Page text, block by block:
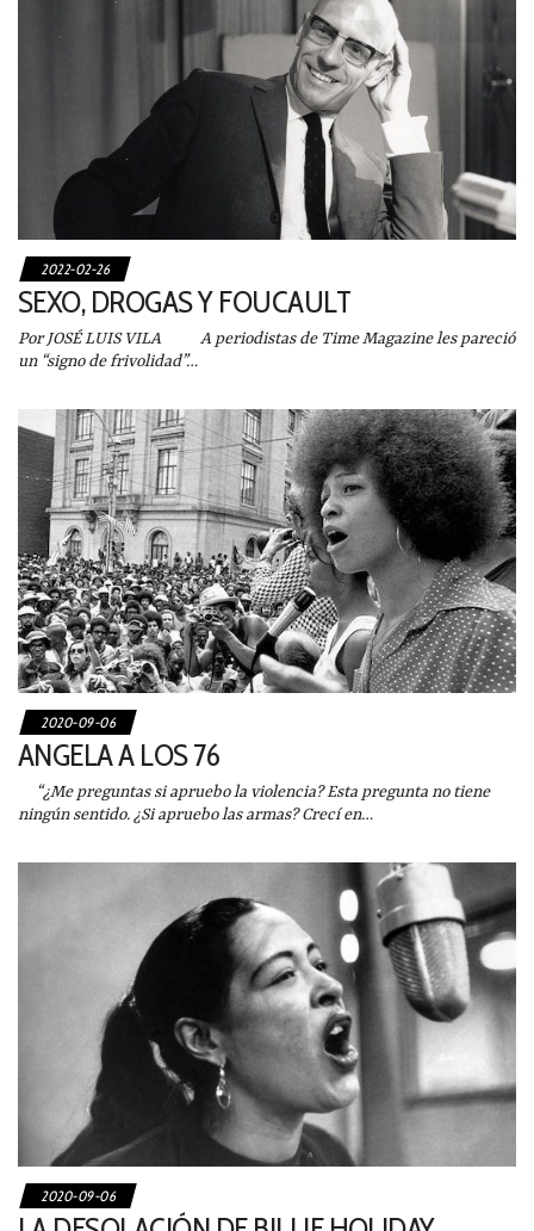
2022-02-26
SEXO, DROGAS Y FOUCAULT
Por JOSÉ LUIS VILA A periodistas de Time Magazine les pareció
un “signo de frivolidad”…
2020-09-06
ANGELA A LOS 76
“¿Me preguntas si apruebo la violencia? Esta pregunta no tiene
ningún sentido. ¿Si apruebo las armas? Crecí en…
2020-09-06